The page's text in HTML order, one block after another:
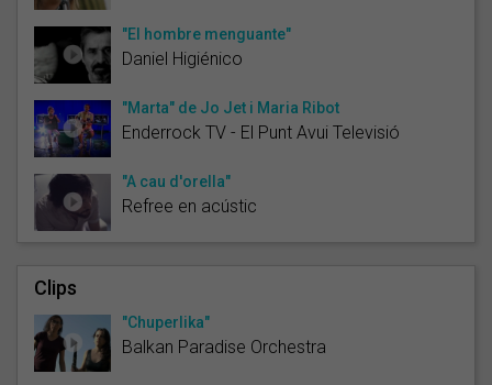
"El hombre menguante"
Daniel Higiénico
"Marta" de Jo Jet i Maria Ribot
Enderrock TV - El Punt Avui Televisió
"A cau d'orella"
Refree en acústic
Clips
"Chuperlika"
Balkan Paradise Orchestra